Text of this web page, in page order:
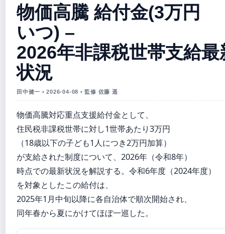
物価高騰 給付金(3万円
いつ) –
2026年非課税世帯支給最
状況
田中健一 • 2026-04-08 • 監修 佐藤 遥
物価高騰対応重点支援給付金として、
住民税非課税世帯に対し1世帯あたり3万円
（18歳以下の子ども1人につき2万円加算）
が支給された制度について、2026年（令和8年）
時点での最新状況を解説する。令和6年度（2024年度）
を対象としたこの給付は、
2025年1月中旬以降に各自治体で順次開始され、
同年春から夏にかけてほぼ一巡した。